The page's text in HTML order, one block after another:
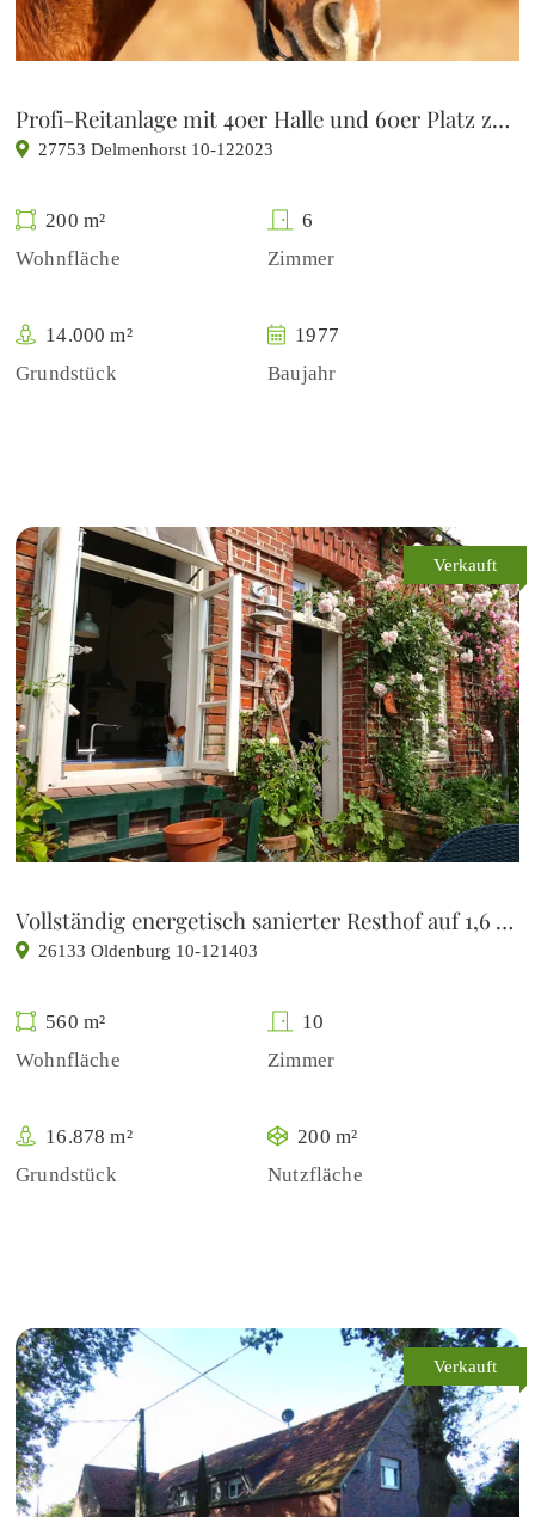
Profi-Reitanlage mit 40er Halle und 60er Platz zu verkaufen
27753 Delmenhorst 10-122023
200 m²
Wohnfläche
6
Zimmer
14.000 m²
Grundstück
1977
Baujahr
Verkauft
Vollständig energetisch sanierter Resthof auf 1,6 ha für Pferdehaltung zu verkaufen
26133 Oldenburg 10-121403
560 m²
Wohnfläche
10
Zimmer
16.878 m²
Grundstück
200 m²
Nutzfläche
Verkauft